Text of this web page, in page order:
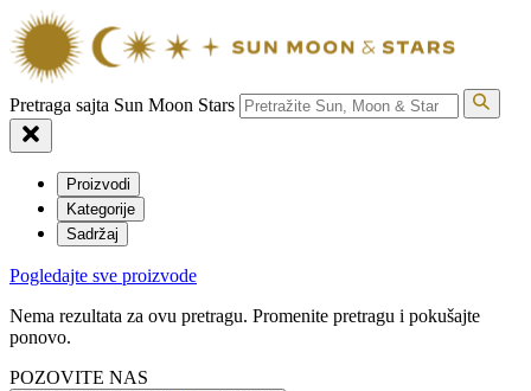
Pretraga sajta Sun Moon Stars
Proizvodi
Kategorije
Sadržaj
Pogledajte sve proizvode
Nema rezultata za ovu pretragu. Promenite pretragu i pokušajte
ponovo.
POZOVITE NAS